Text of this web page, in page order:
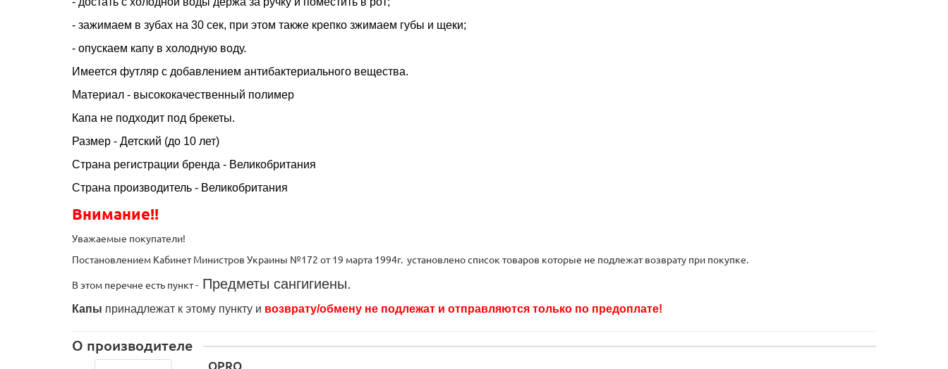
- зажимаем в зубах на 30 сек, при этом также крепко зжимаем губы и щеки;
- опускаем капу в холодную воду.
Имеется футляр с добавлением антибактериального вещества.
Материал - высококачественный полимер
Капа не подходит под брекеты.
Размер - Детский (до 10 лет)
Страна регистрации бренда - Великобритания
Страна производитель - Великобритания
Внимание!!
Уважаемые покупатели!
Постановлением Кабинет Министров Украины №172 от 19 марта 1994г. установлено список товаров которые не подлежат возврату при покупке.
В этом перечне есть пункт - Предметы сангигиены.
Капы принадлежат к этому пункту и возврату/обмену не подлежат и отправляются только по предоплате!
О производителе
OPRO_